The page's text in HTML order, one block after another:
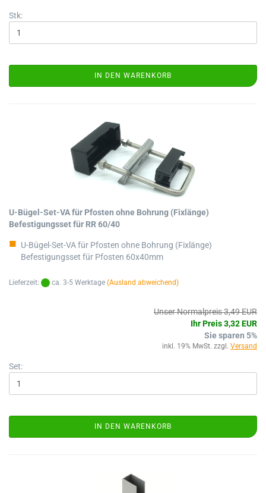
Stk:
IN DEN WARENKORB
U-Bügel-Set-VA für Pfosten ohne Bohrung (Fixlänge)
Befestigungsset für RR 60/40
U-Bügel-Set-VA für Pfosten ohne Bohrung (Fixlänge)
Befestigungsset für Pfosten 60x40mm
Lieferzeit: ca. 3-5 Werktage (Ausland abweichend)
Unser Normalpreis 3,49 EUR
Ihr Preis 3,32 EUR
Sie sparen 5%
inkl. 19% MwSt. zzgl. Versand
Set:
IN DEN WARENKORB